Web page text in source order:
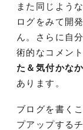
また同じよう
ログをみて開
ん。さらに自
術的なコメン
た＆気付かな
あります。
ブログを書く
プアップする